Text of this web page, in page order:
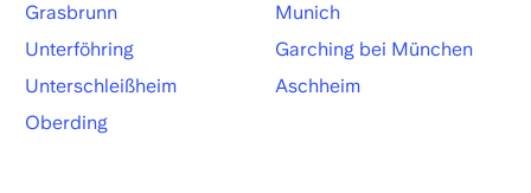
Grasbrunn
Unterföhring
Unterschleißheim
Oberding
Munich
Garching bei München
Aschheim